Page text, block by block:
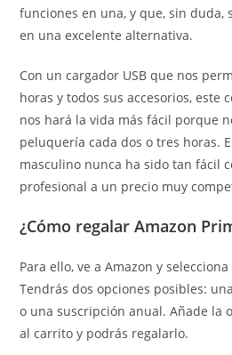
funciones en una, y que, sin duda,
en una excelente alternativa.
Con un cargador USB que nos
horas y todos sus accesorios, este
nos hará la vida más fácil porque
peluquería cada dos o tres horas.
masculino nunca ha sido tan fácil
profesional a un precio muy
¿Cómo regalar Amazon
Para ello, ve a Amazon y
Tendrás dos opciones posibles:
o una suscripción anual. Añade la
al carrito y podrás regalarlo.